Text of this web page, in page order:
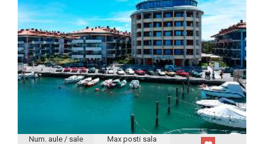
Num. aule / sale
Max posti sala